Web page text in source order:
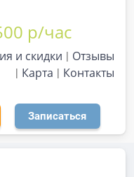
р/час
и скидки
Отзывы
Карта
Контакты
Записаться